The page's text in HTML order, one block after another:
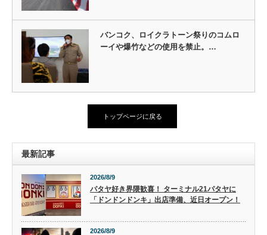
バンコク、ロイクラトーン祭りのコムロ
ーイや爆竹などの使用を禁止。…
トップページに戻る
最新記事
2026/8/9
パタヤ好き界隈歓喜！ ターミナル21パタヤに
「ドンドンドンキ」出店準備、近日オープン！
2026/8/9